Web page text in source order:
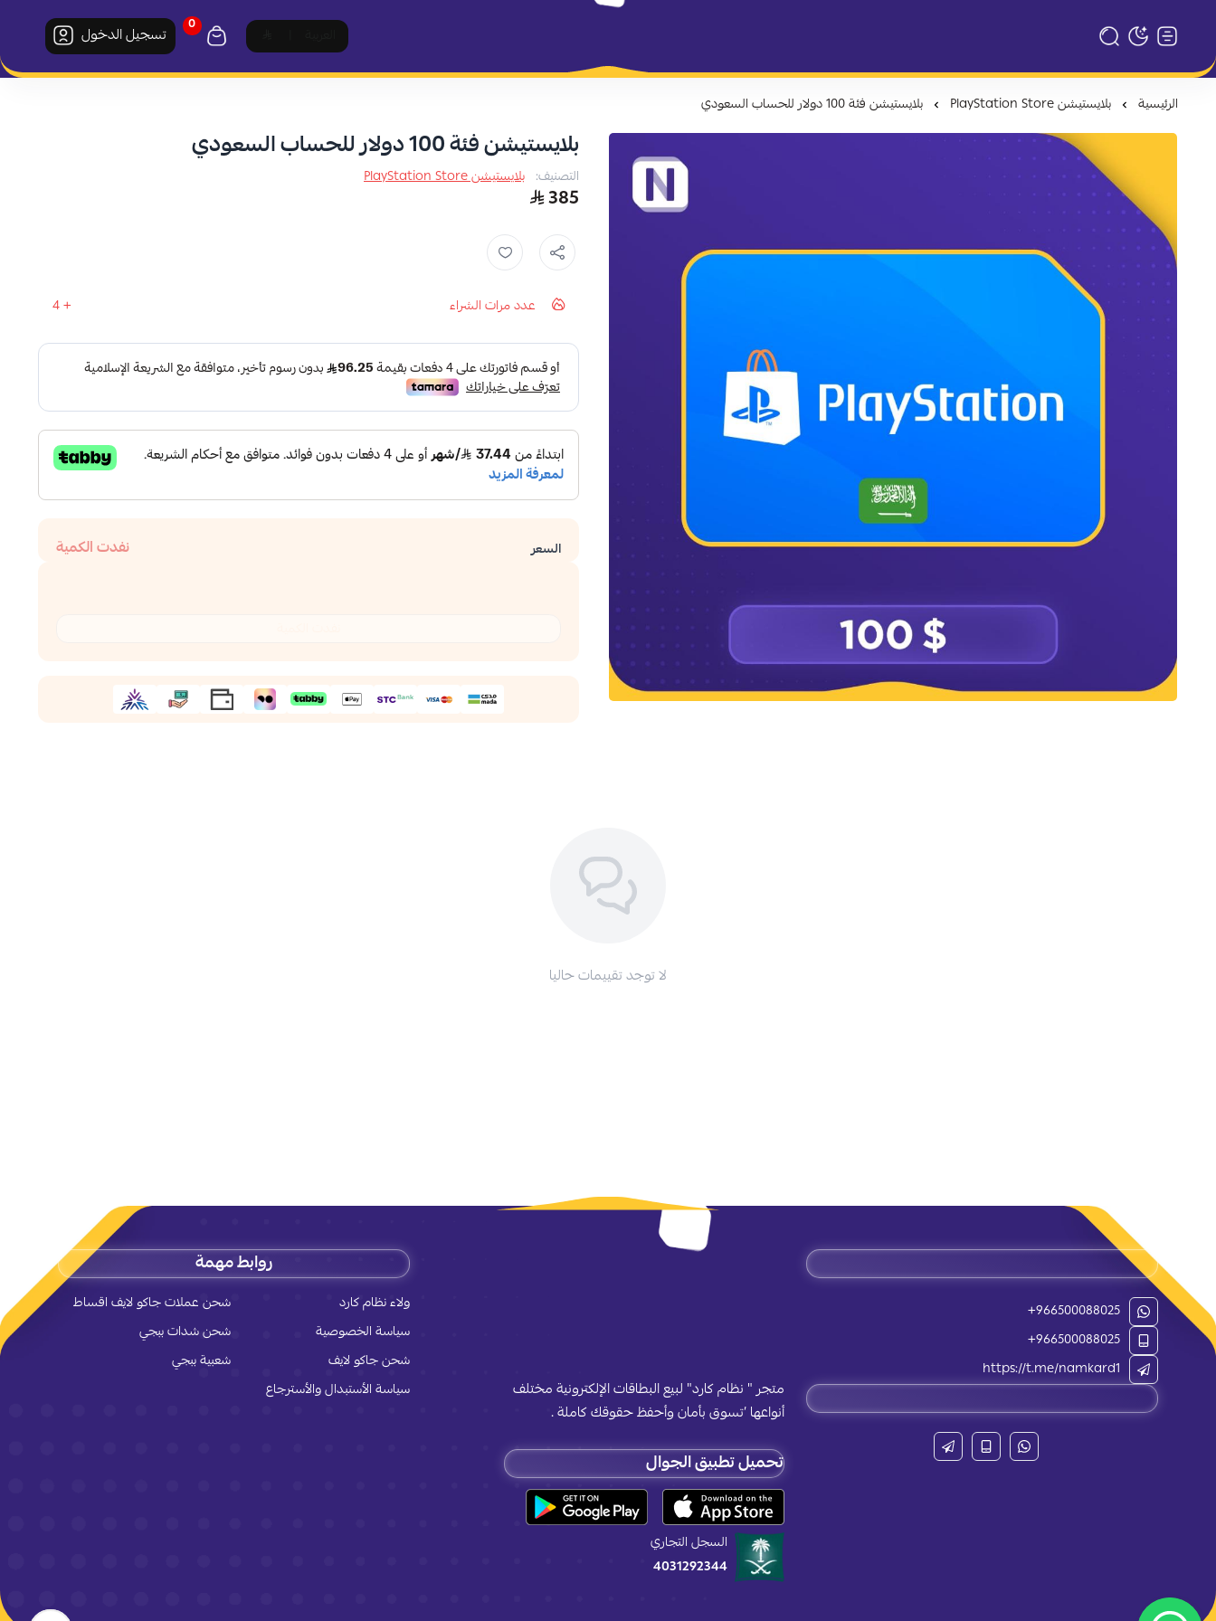
تبديل الوضع الداكن متجر نظام كارد 0
تسجيل الدخول
الرئيسية بلايستيشن PlayStation Store بلايستيشن فئة 100 دولار للحساب السعودي
بلايستيشن فئة 100 دولار للحساب السعودي
التصنيف: بلايستيشن PlayStation Store
385
عدد مرات الشراء 4
السعر نفدت الكمية
لا توجد تقييمات حاليا
متجر " نظام كارد" لبيع البطاقات الإلكترونية مختلف
أنواعها ’تسوق بأمان وأحفظ حقوقك كاملة .
تحميل تطبيق الجوال
السجل التجاري
4031292344
+966500088025
+966500088025
https://t.me/namkard1
روابط مهمة
ولاء نظام كارد
شحن عملات جاكو لايف اقساط
سياسة الخصوصية
شحن شدات ببجي
شحن جاكو لايف
شعبية ببجي
سياسة الأستبدال والأسترجاع